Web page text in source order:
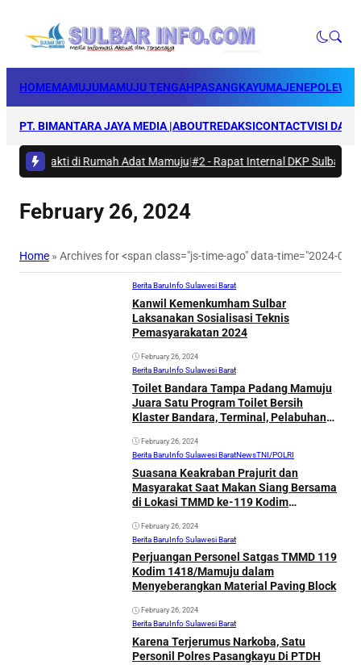
HOMEMAMUJUMAMUJU TENGAHPASANGKAYUMAJENE
PT. BIMANTARA JAYA MEDIA |ABOUTREDAKSICONTACTVISI DAN
Bakti di Rumah Adat Mamuju|#2 -Rapat Internal DKP Sulbar,
February 26, 2024
Home » Archives for <span class="js-time-ago" data-time="2024-
Berita BaruInfo Sulawesi Barat
Kanwil Kemenkumham Sulbar
Laksanakan Sosialisasi Teknis
Pemasyarakatan 2024
February 26, 2024
Berita BaruInfo Sulawesi Barat
Toilet Bandara Tampa Padang Mamuju
Juara Satu Program Toilet Bersih
Klaster Bandara, Terminal, Pelabuhan
February 26, 2024
Berita BaruInfo Sulawesi BaratNewsTNI/POLRI
Suasana Keakraban Prajurit dan
Masyarakat Saat Makan Siang Bersama
di Lokasi TMMD ke-119 Kodim
February 26, 2024
Berita BaruInfo Sulawesi Barat
Perjuangan Personel Satgas TMMD 119
Kodim 1418/Mamuju dalam
Menyeberangkan Material Paving Block
February 26, 2024
Berita Baru Info Sulawesi Barat
Karena Terjerumus Narkoba, Satu
Personil Polres Pasangkayu Di PTDH